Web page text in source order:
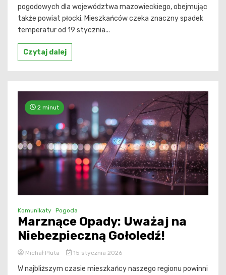
pogodowych dla województwa mazowieckiego, obejmując
także powiat płocki. Mieszkańców czeka znaczny spadek
temperatur od 19 stycznia...
Czytaj dalej
2 minut
Komunikaty Pogoda
Marznące Opady: Uważaj na
Niebezpieczną Gołoledź!
Michał Pluta 15 stycznia 2026
W najbliższym czasie mieszkańcy naszego regionu powinni